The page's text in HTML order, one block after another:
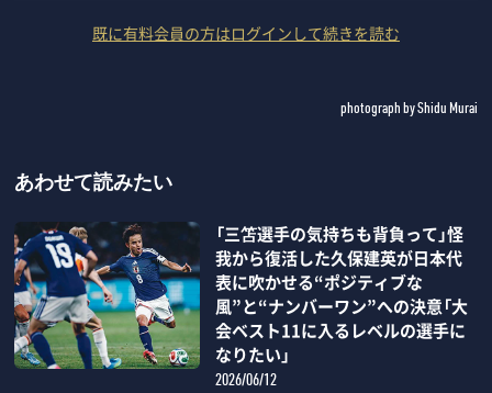
既に有料会員の方はログインして続きを読む
photograph by Shidu Murai
あわせて読みたい
「三笘選手の気持ちも背負って」怪
我から復活した久保建英が日本代
表に吹かせる“ポジティブな
風”と“ナンバーワン”への決意「大
会ベスト11に入るレベルの選手に
なりたい」
2026/06/12